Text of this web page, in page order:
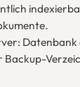
Datenbank